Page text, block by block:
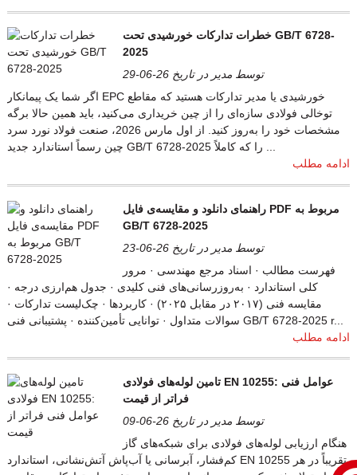
خطرات تدارکات خورشیدی تحت GB/T 6728-
2025
توسط مدیر در تاریخ 26-06-29
اگر شما یک پیمانکار EPC خورشیدی یا مدیر تدارکات هستید که مقاطع
توخالی فولادی سازه‌ای را از چین خریداری می‌کنید، باید همین حالا برگه
مشخصات خود را به‌روز کنید. از اول مارس 2026، صنعت فولاد نورد سرد
چین رسماً استاندارد جدید GB/T 6728-2025 را که کاملاً ...
ادامه مطلب
راهنمای دانلود و مقایسه‌ی فایل PDF مربوط به
GB/T 6728-2025
توسط مدیر در تاریخ 26-06-23
فهرست مطالب · اسناد مرجع مهندسی · مرور
کلی استاندارد · به‌روزرسانی‌های فنی کلیدی · جدول هم‌ارزی درجه ·
مقایسه فنی (۲۰۱۷ در مقابل ۲۰۲۵) · کاربردها · چک‌لیست تدارکات ·
سوالات متداول · توانایی تأمین‌کننده · پشتیبانی فنی GB/T 6728-2025 r...
ادامه مطلب
تامین لوله‌های فولادی EN 10255: عوامل فنی
فراتر از قیمت
توسط مدیر در تاریخ 26-06-09
هنگام ارزیابی لوله‌های فولادی برای شبکه‌های گاز
کم‌فشار، آبرسانی یا آب‌پاش آتش‌نشانی، استاندارد EN 10255 تقریباً در هر